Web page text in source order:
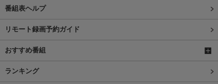
番組表ヘルプ
リモート録画予約ガイド
おすすめ番組
ランキング